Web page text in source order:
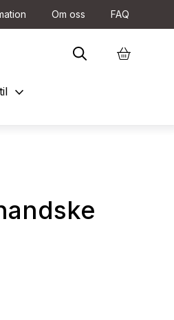
Om oss FAQ
expand_more